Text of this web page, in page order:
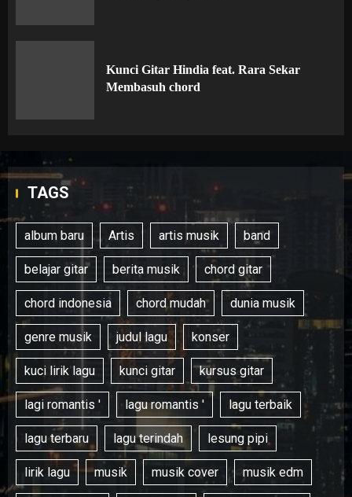
Kunci Gitar Hindia feat. Rara Sekar
Membasuh chord
TAGS
album baru Artis artis musik band
belajar gitar berita musik chord gitar
chord indonesia chord mudah dunia musik
genre musik judul lagu konser
kuci lirik lagu kunci gitar kursus gitar
lagi romantis ' lagu romantis ' lagu terbaik
lagu terbaru lagu terindah lesung pipi
lirik lagu musik musik cover musik edm